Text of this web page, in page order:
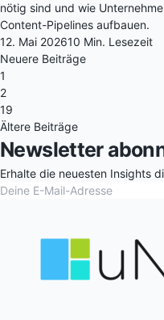
nötig sind und wie
Content-Pipelines aufbauen.
12. Mai 202610 Min. Lesezeit
Neuere Beiträge
1
2
19
Ältere Beiträge
Newsletter
Erhalte die neuesten Insights